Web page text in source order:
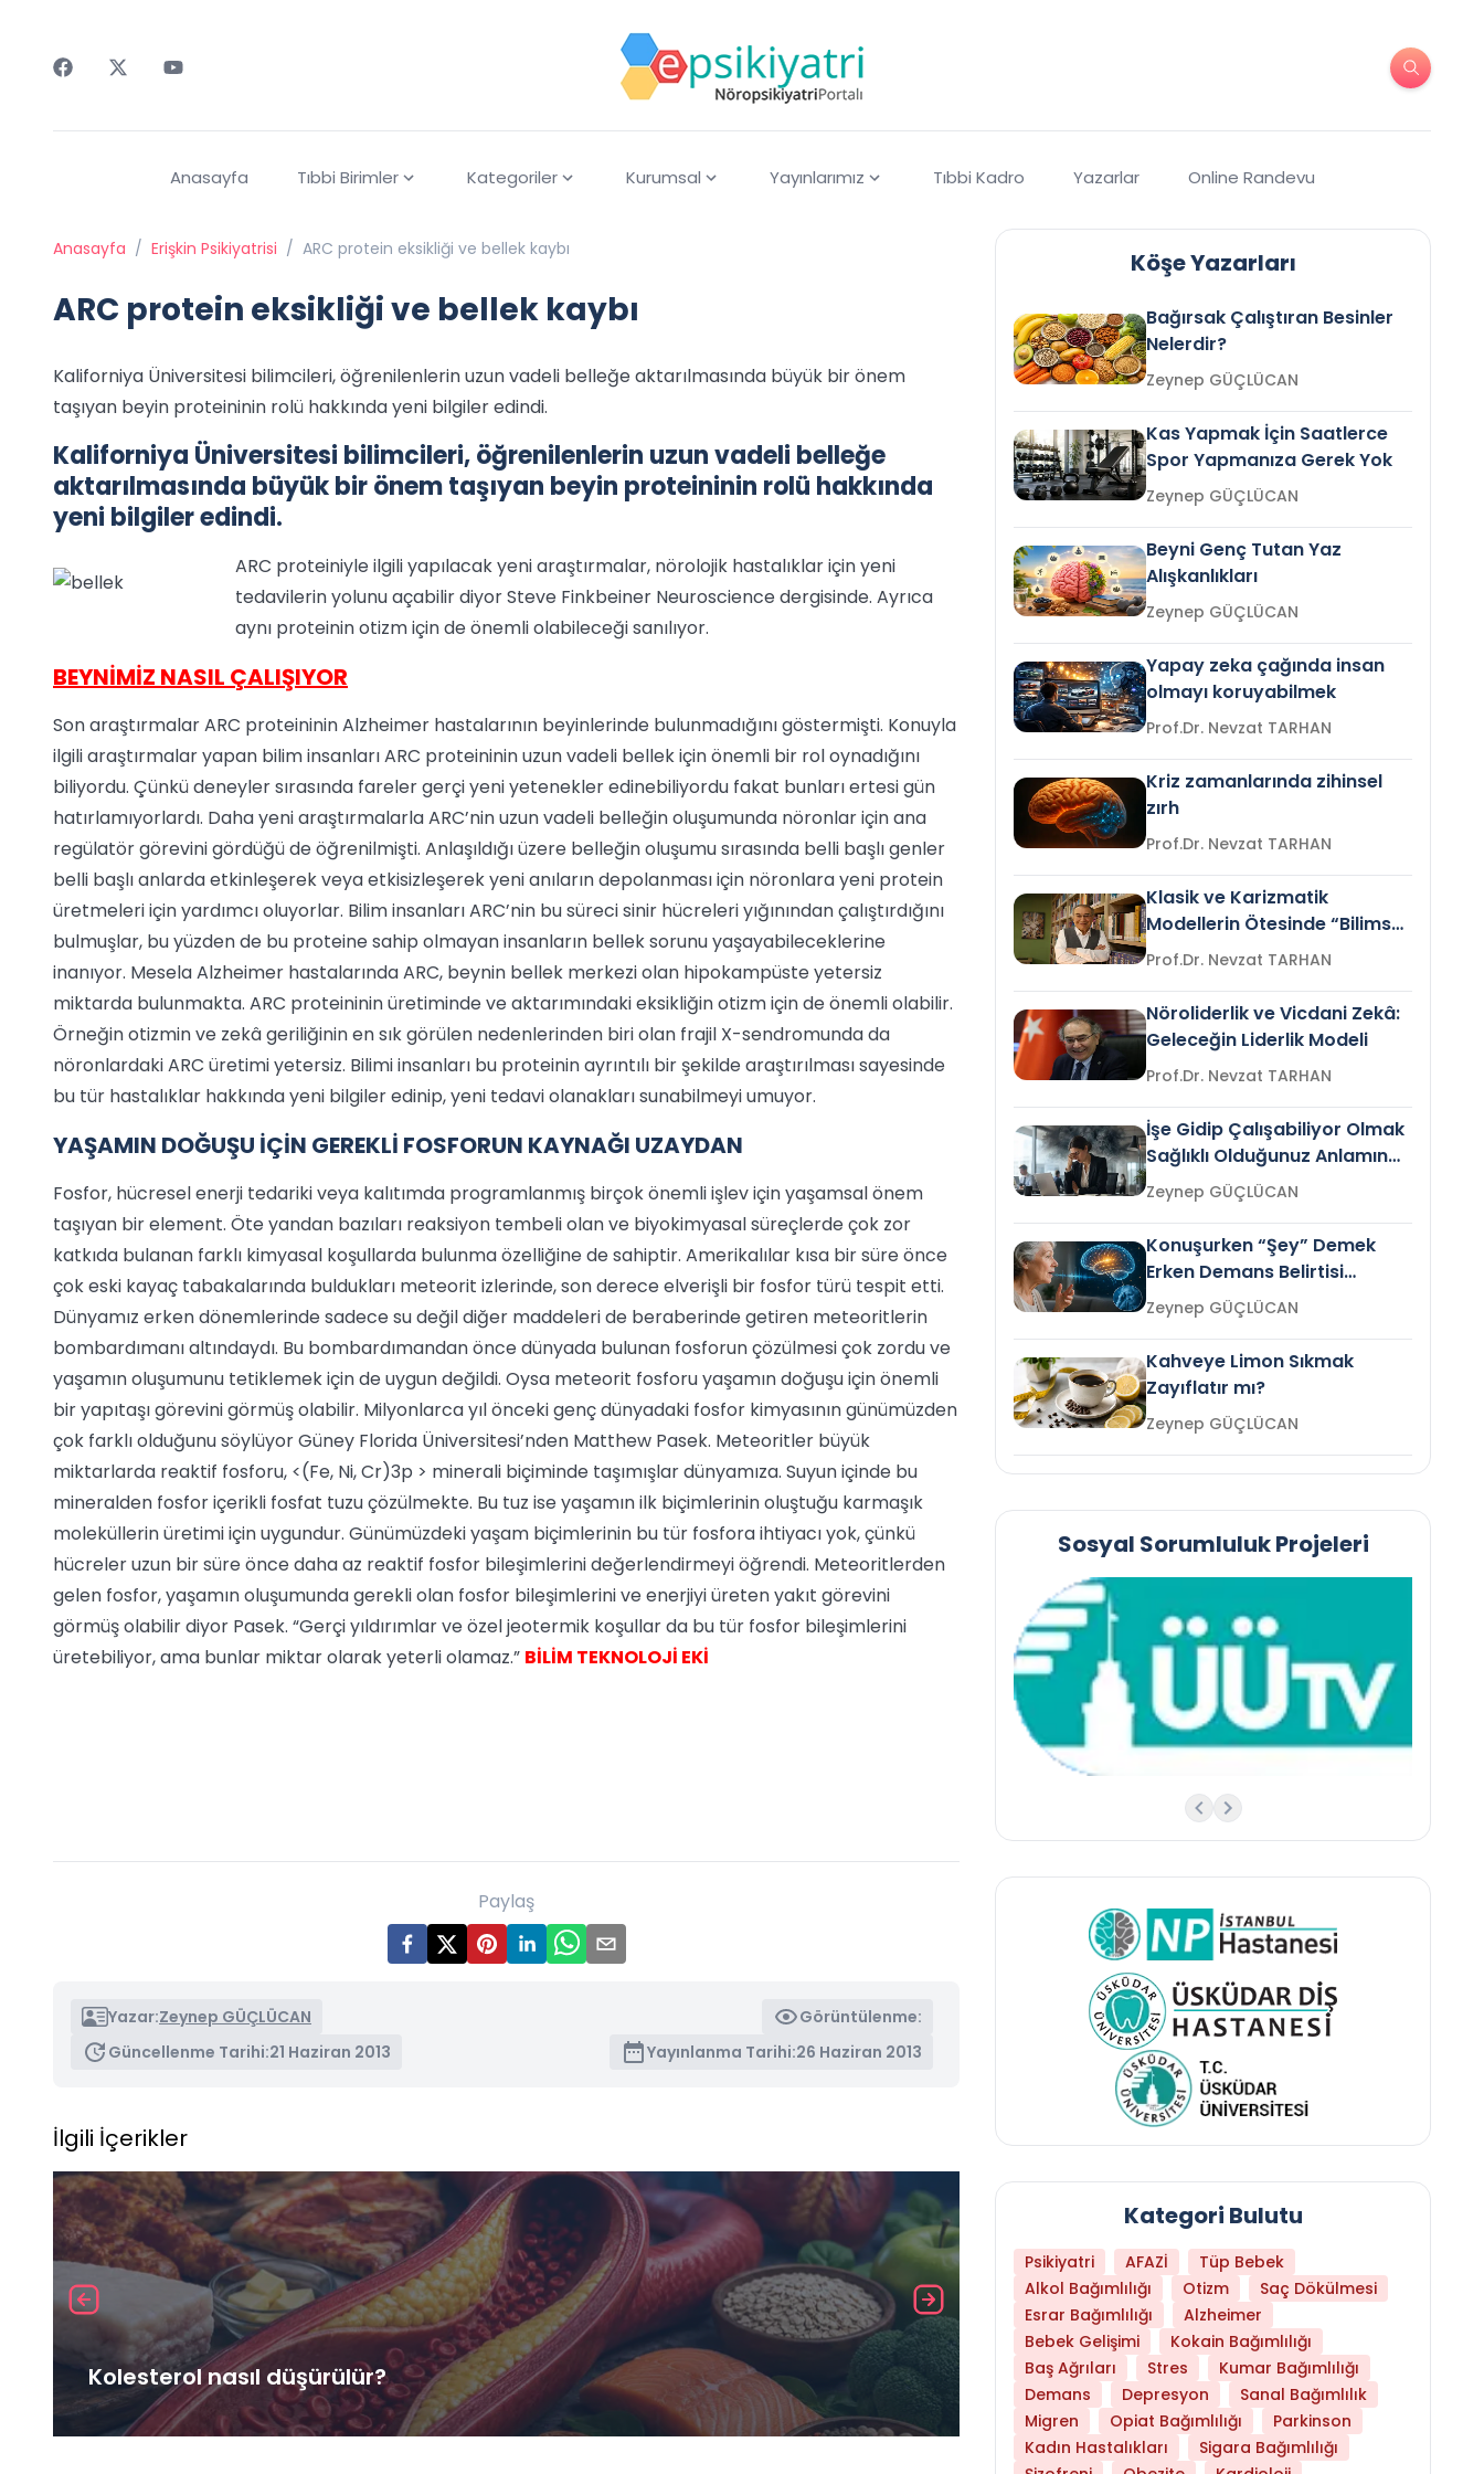
Anasayfa Tıbbi Birimler Kategoriler Kurumsal Yayınlarımız Tıbbi Kadro Yazarlar Online Randevu
Anasayfa / Erişkin Psikiyatrisi / ARC protein eksikliği ve bellek kaybı
ARC protein eksikliği ve bellek kaybı
Kaliforniya Üniversitesi bilimcileri, öğrenilenlerin uzun vadeli belleğe aktarılmasında büyük bir önem
taşıyan beyin proteininin rolü hakkında yeni bilgiler edindi.
Kaliforniya Üniversitesi bilimcileri, öğrenilenlerin uzun vadeli belleğe
aktarılmasında büyük bir önem taşıyan beyin proteininin rolü hakkında
yeni bilgiler edindi.
ARC proteiniyle ilgili yapılacak yeni araştırmalar, nörolojik hastalıklar için yeni
tedavilerin yolunu açabilir diyor Steve Finkbeiner Neuroscience dergisinde. Ayrıca
aynı proteinin otizm için de önemli olabileceği sanılıyor.
BEYNİMİZ NASIL ÇALIŞIYOR
Son araştırmalar ARC proteininin Alzheimer hastalarının beyinlerinde bulunmadığını göstermişti. Konuyla
ilgili araştırmalar yapan bilim insanları ARC proteininin uzun vadeli bellek için önemli bir rol oynadığını
biliyordu. Çünkü deneyler sırasında fareler gerçi yeni yetenekler edinebiliyordu fakat bunları ertesi gün
hatırlamıyorlardı. Daha yeni araştırmalarla ARC’nin uzun vadeli belleğin oluşumunda nöronlar için ana
regülatör görevini gördüğü de öğrenilmişti. Anlaşıldığı üzere belleğin oluşumu sırasında belli başlı genler
belli başlı anlarda etkinleşerek veya etkisizleşerek yeni anıların depolanması için nöronlara yeni protein
üretmeleri için yardımcı oluyorlar. Bilim insanları ARC’nin bu süreci sinir hücreleri yığınından çalıştırdığını
bulmuşlar, bu yüzden de bu proteine sahip olmayan insanların bellek sorunu yaşayabileceklerine
inanıyor. Mesela Alzheimer hastalarında ARC, beynin bellek merkezi olan hipokampüste yetersiz
miktarda bulunmakta. ARC proteininin üretiminde ve aktarımındaki eksikliğin otizm için de önemli olabilir.
Örneğin otizmin ve zekâ geriliğinin en sık görülen nedenlerinden biri olan frajil X-sendromunda da
nöronlardaki ARC üretimi yetersiz. Bilimi insanları bu proteinin ayrıntılı bir şekilde araştırılması sayesinde
bu tür hastalıklar hakkında yeni bilgiler edinip, yeni tedavi olanakları sunabilmeyi umuyor.
YAŞAMIN DOĞUŞU İÇİN GEREKLİ FOSFORUN KAYNAĞI UZAYDAN
Fosfor, hücresel enerji tedariki veya kalıtımda programlanmış birçok önemli işlev için yaşamsal önem
taşıyan bir element. Öte yandan bazıları reaksiyon tembeli olan ve biyokimyasal süreçlerde çok zor
katkıda bulanan farklı kimyasal koşullarda bulunma özelliğine de sahiptir. Amerikalılar kısa bir süre önce
çok eski kayaç tabakalarında buldukları meteorit izlerinde, son derece elverişli bir fosfor türü tespit etti.
Dünyamız erken dönemlerinde sadece su değil diğer maddeleri de beraberinde getiren meteoritlerin
bombardımanı altındaydı. Bu bombardımandan önce dünyada bulunan fosforun çözülmesi çok zordu ve
yaşamın oluşumunu tetiklemek için de uygun değildi. Oysa meteorit fosforu yaşamın doğuşu için önemli
bir yapıtaşı görevini görmüş olabilir. Milyonlarca yıl önceki genç dünyadaki fosfor kimyasının günümüzden
çok farklı olduğunu söylüyor Güney Florida Üniversitesi’nden Matthew Pasek. Meteoritler büyük
miktarlarda reaktif fosforu, <(Fe, Ni, Cr)3p > minerali biçiminde taşımışlar dünyamıza. Suyun içinde bu
mineralden fosfor içerikli fosfat tuzu çözülmekte. Bu tuz ise yaşamın ilk biçimlerinin oluştuğu karmaşık
moleküllerin üretimi için uygundur. Günümüzdeki yaşam biçimlerinin bu tür fosfora ihtiyacı yok, çünkü
hücreler uzun bir süre önce daha az reaktif fosfor bileşimlerini değerlendirmeyi öğrendi. Meteoritlerden
gelen fosfor, yaşamın oluşumunda gerekli olan fosfor bileşimlerini ve enerjiyi üreten yakıt görevini
görmüş olabilir diyor Pasek. “Gerçi yıldırımlar ve özel jeotermik koşullar da bu tür fosfor bileşimlerini
üretebiliyor, ama bunlar miktar olarak yeterli olamaz.” BİLİM TEKNOLOJİ EKİ
Paylaş
Yazar:Zeynep GÜÇLÜCAN
Görüntülenme:
Güncellenme Tarihi:21 Haziran 2013 Yayınlanma Tarihi:26 Haziran 2013
İlgili İçerikler
Kolesterol nasıl düşürülür? Daha Az Protein Tüketmek Yaşlanmayı
Köşe Yazarları
Bağırsak Çalıştıran Besinler
Nelerdir?
Zeynep GÜÇLÜCAN
Kas Yapmak İçin Saatlerce
Spor Yapmanıza Gerek Yok
Zeynep GÜÇLÜCAN
Beyni Genç Tutan Yaz
Alışkanlıkları
Zeynep GÜÇLÜCAN
Yapay zeka çağında insan
olmayı koruyabilmek
Prof.Dr. Nevzat TARHAN
Kriz zamanlarında zihinsel
zırh
Prof.Dr. Nevzat TARHAN
Klasik ve Karizmatik
Modellerin Ötesinde “Bilimsel
Liderlik”
Prof.Dr. Nevzat TARHAN
Nöroliderlik ve Vicdani Zekâ:
Geleceğin Liderlik Modeli
Prof.Dr. Nevzat TARHAN
İşe Gidip Çalışabiliyor Olmak
Sağlıklı Olduğunuz Anlamına
Gelir mi?Zeynep GÜÇLÜCAN
Konuşurken “Şey” Demek
Erken Demans Belirtisi
Olabilir mi?Zeynep GÜÇLÜCAN
Kahveye Limon Sıkmak
Zayıflatır mı?
Zeynep GÜÇLÜCAN
Sosyal Sorumluluk Projeleri
Kategori Bulutu
Psikiyatri AFAZİ
Tüp Bebek
Alkol Bağımlılığı
Otizm
Saç Dökülmesi
Esrar Bağımlılığı
Alzheimer
Bebek Gelişimi
Kokain Bağımlılığı
Baş Ağrıları
Stres
Kumar Bağımlılığı
Demans
Depresyon
Sanal Bağımlılık
Migren
Opiat Bağımlılığı
Parkinson
Kadın Hastalıkları
Sigara Bağımlılığı